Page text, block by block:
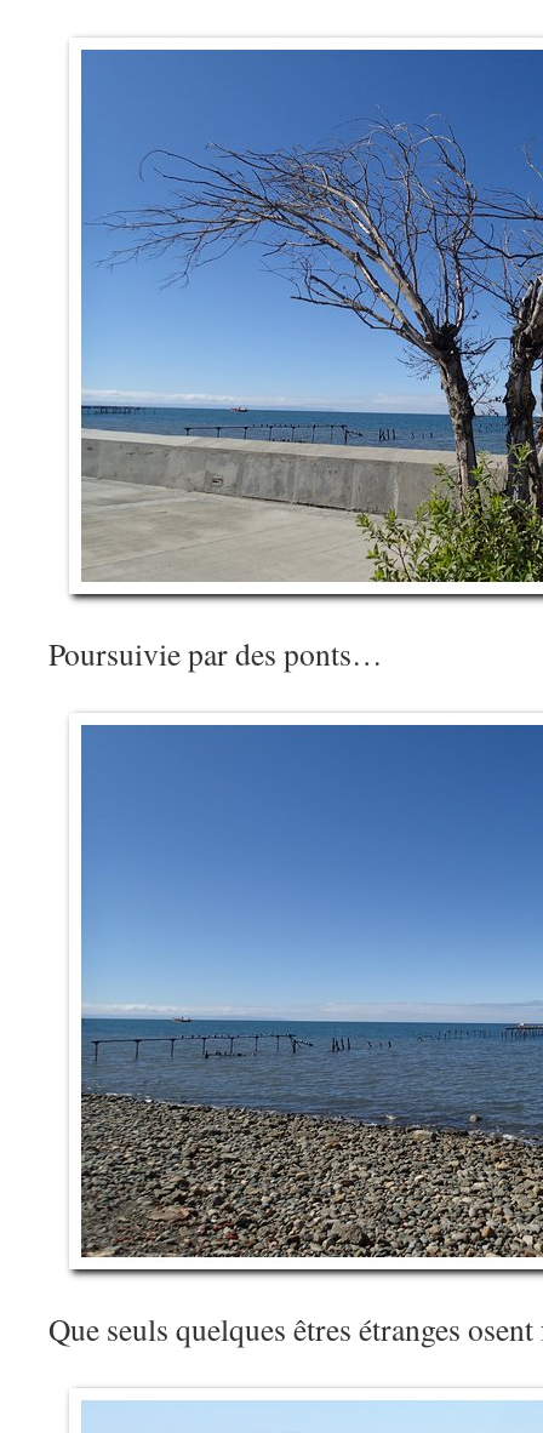
Poursuivie par des ponts…
Que seuls quelques êtres étranges